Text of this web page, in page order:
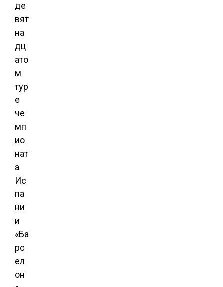
де
вят
на
дц
ато
м
тур
е
че
мп
ио
нат
а
Ис
па
ни
и
«Ба
рс
ел
он